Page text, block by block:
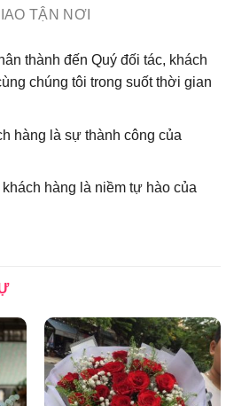
TẬN NƠI
thành đến Quý đối tác, khách
chúng tôi trong suốt thời gian
hàng là sự thành công của
hàng là niềm tự hào của